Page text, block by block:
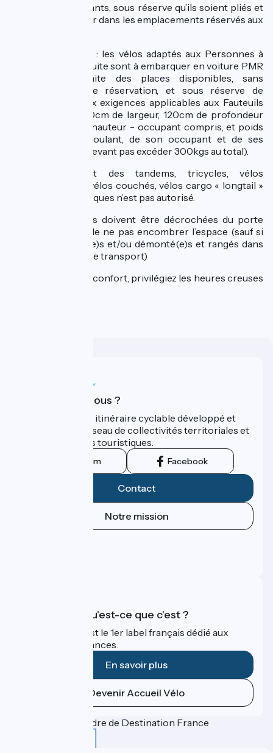
Les vélos pliants, sous réserve qu’ils soient pliés et
puissent tenir dans les emplacements réservés aux
Bon à savoir : les vélos adaptés aux Personnes à
Mobilité Réduite sont à embarquer en voiture PMR
dans la limite des places disponibles, sans
obligation de réservation, et sous réserve de
répondre aux exigences applicables aux Fauteuils
Roulants (70cm de largeur, 120cm de profondeur
et 137cm de hauteur - occupant compris, et poids
du fauteuil roulant, de son occupant et de ses
bagages ne devant pas excéder 300kgs au total).
le transport des tandems, tricycles, vélos
triporteurs, vélos couchés, vélos cargo « longtail »
et des remorques n’est pas autorisé.
Les sacoches doivent être décrochées du porte
bagage afin de ne pas encombrer l’espace (sauf si
ils sont plié(e)s et/ou démonté(e)s et rangés dans
une housse de transport)
Pour plus de confort, privilégiez les heures creuses
Qui sommes-nous ?
ViaRhôna est un itinéraire cyclable développé et
promu par un réseau de collectivités territoriales et
leurs institutions touristiques.
Instagram Facebook
Contact
Notre mission
Accueil Vélo qu'est-ce que c'est ?
Accueil Vélo c'est le 1er label français dédié aux
cyclistes en vacances.
En savoir plus
Devenir Accueil Vélo
Financé dans le cadre de Destination France